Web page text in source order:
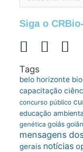
Siga o
Tags
belo horizonte
capacitação
concurso público
educação
genética goiás
mensagens
gerais notícias